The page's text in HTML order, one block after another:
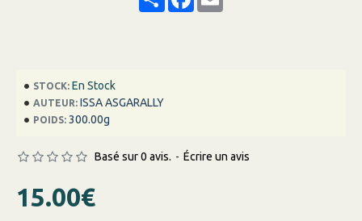
STOCK: En Stock
AUTEUR: ISSA ASGARALLY
POIDS: 300.00g
Basé sur 0 avis. - Écrire un avis
15.00€